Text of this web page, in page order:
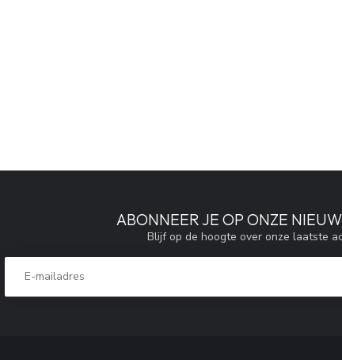
ABONNEER JE OP ONZE
Blijf op de hoogte over onze laatste